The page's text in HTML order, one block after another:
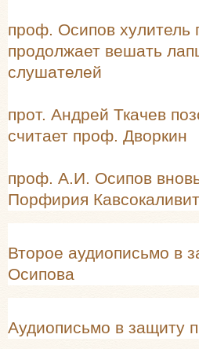
проф. Осипов
продолжает вешать
слушателей
прот. Андрей Ткачев
считает проф. Дворкин
проф. А.И. Осипов
Порфирия
Второе аудиописьмо в
Осипова
Аудиописьмо в защиту